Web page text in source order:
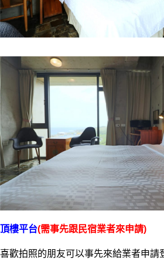
頂樓平台(需事先跟民宿業者來申請)
喜歡拍照的朋友可以事先來給業者申請